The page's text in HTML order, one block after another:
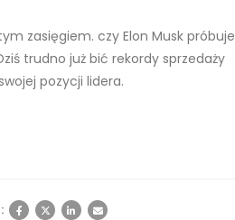
zasięgiem. czy Elon Musk próbuje
trudno już bić rekordy sprzedaży
pozycji lidera.